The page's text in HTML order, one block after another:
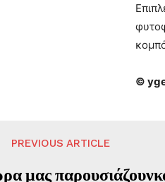
©
PREVIOUS ARTICLE